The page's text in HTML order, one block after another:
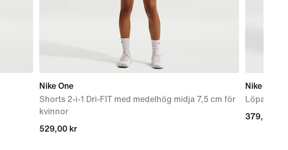
Nike One
Shorts 2-i-1 Dri-FIT med medelhög midja 7,5 cm för
kvinnor
529,00 kr
529,00 kr
Nike
379,00 kr
379,00 kr